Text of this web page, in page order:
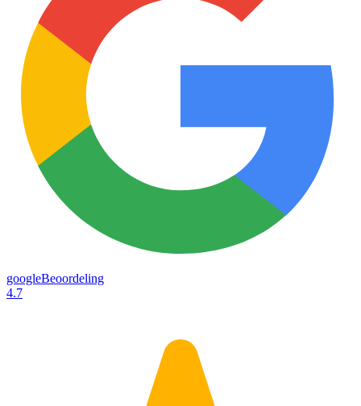
googleBeoordeling
4.7